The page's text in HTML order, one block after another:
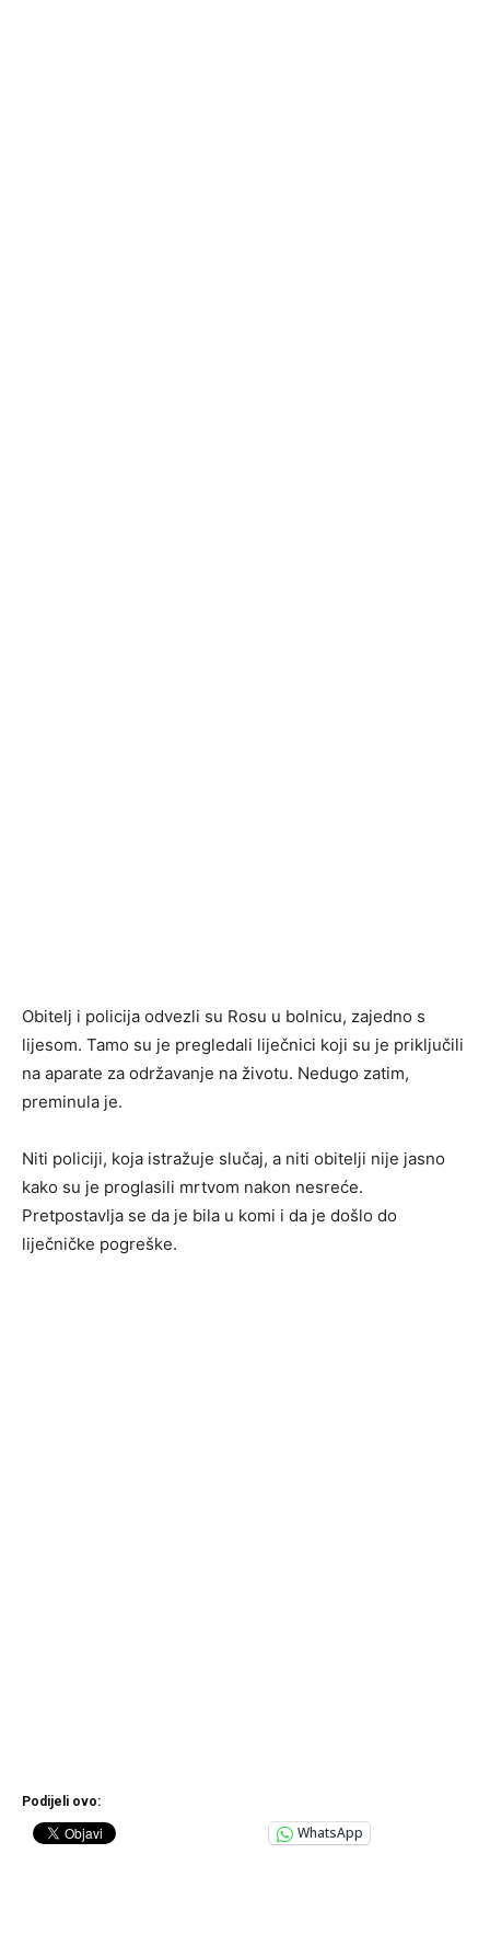
Obitelj i policija odvezli su Rosu u bolnicu, zajedno s
lijesom. Tamo su je pregledali liječnici koji su je priključili
na aparate za održavanje na životu. Nedugo zatim,
preminula je.
Niti policiji, koja istražuje slučaj, a niti obitelji nije jasno
kako su je proglasili mrtvom nakon nesreće.
Pretpostavlja se da je bila u komi i da je došlo do
liječničke pogreške.
Podijeli ovo:
WhatsApp